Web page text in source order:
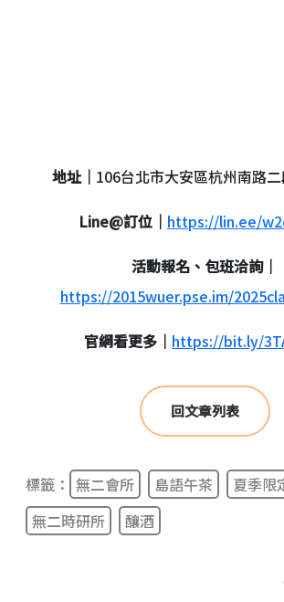
地址｜ 106台北市大安區杭州南路
Line@訂位｜ https://lin.ee/
活動報名、包班洽詢｜
https://2015wuer.pse.im/
官網看更多｜ https://bit.ly/
回文章列表
標籤： 無二會所 島語午茶 夏季限
無二時研所
釀酒